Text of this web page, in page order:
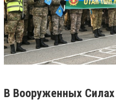
В Вооруженных